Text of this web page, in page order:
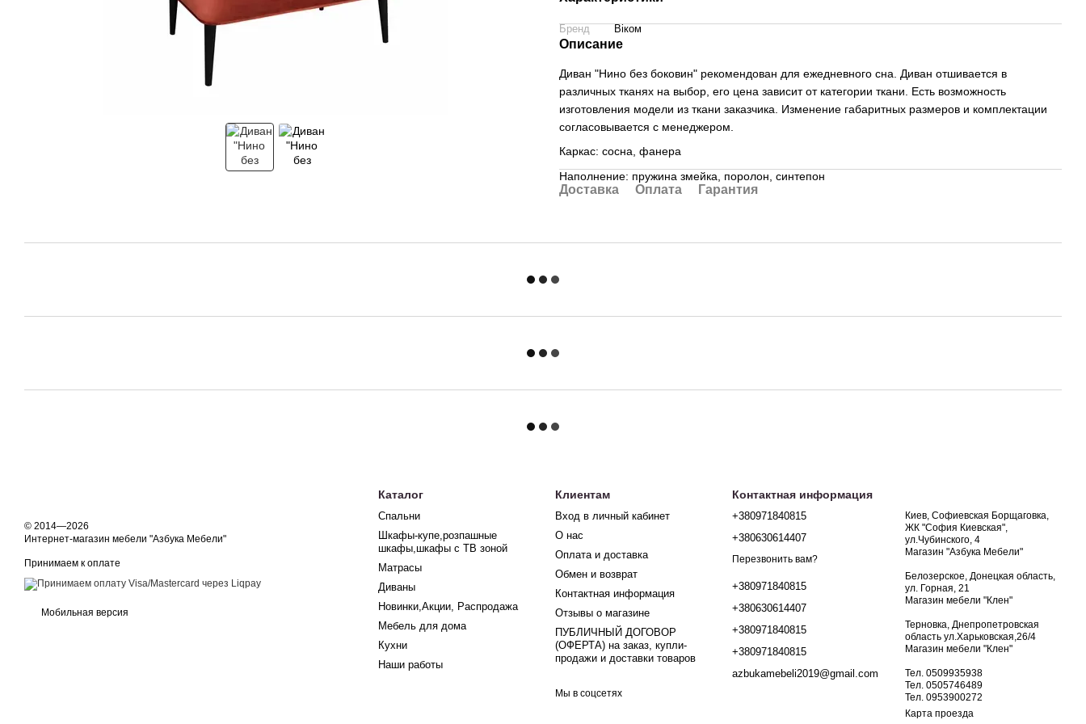
Бренд Віком
Описание
Диван "Нино без боковин" рекомендован для ежедневного сна. Диван отшивается в
различных тканях на выбор, его цена зависит от категории ткани. Есть возможность
изготовления модели из ткани заказчика. Изменение габаритных размеров и комплектации
согласовывается с менеджером.
Каркас: сосна, фанера
Наполнение: пружина змейка, поролон, синтепон
Доставка Оплата Гарантия
© 2014—2026
Интернет-магазин мебели "Азбука Мебели"
Принимаем к оплате
Мобильная версия
Каталог
Спальни
Шкафы-купе,розпашные
шкафы,шкафы с ТВ зоной
Матрасы
Диваны
Новинки,Акции, Распродажа
Мебель для дома
Кухни
Наши работы
Клиентам
Вход в личный кабинет
О нас
Оплата и доставка
Обмен и возврат
Контактная информация
Отзывы о магазине
ПУБЛИЧНЫЙ ДОГОВОР
(ОФЕРТА) на заказ, купли-
продажи и доставки товаров
Мы в соцсетях
Контактная информация
+380971840815
+380630614407
Перезвонить вам?
+380971840815
+380630614407
+380971840815
+380971840815
azbukamebeli2019@gmail.com
Киев, Софиевская Борщаговка,
ЖК "София Киевская",
ул.Чубинского, 4
Магазин "Азбука Мебели"
Белозерское, Донецкая область,
ул. Горная, 21
Магазин мебели "Клен"
Терновка, Днепропетровская
область ул.Харьковская,26/4
Магазин мебели "Клен"
Тел. 0509935938
Тел. 0505746489
Тел. 0953900272
Карта проезда